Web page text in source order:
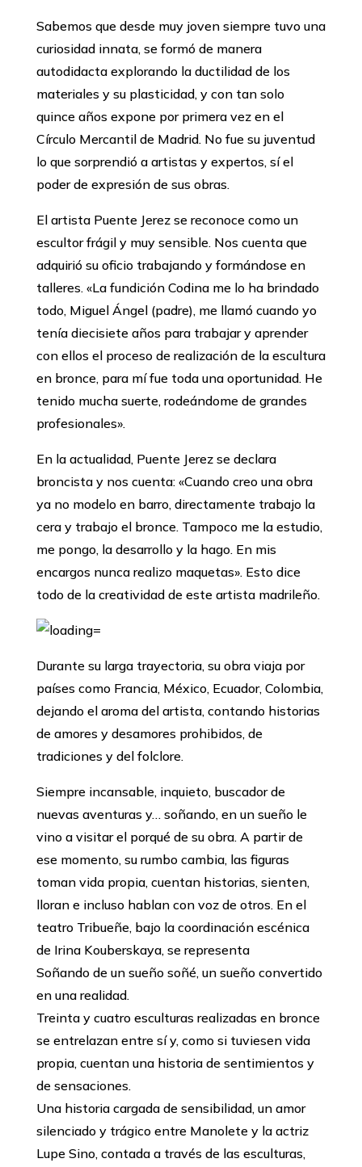
Sabemos que desde muy joven siempre tuvo una
curiosidad innata, se formó de manera
autodidacta explorando la ductilidad de los
materiales y su plasticidad, y con tan solo
quince años expone por primera vez en el
Círculo Mercantil de Madrid. No fue su juventud
lo que sorprendió a artistas y expertos, sí el
poder de expresión de sus obras.
El artista Puente Jerez se reconoce como un
escultor frágil y muy sensible. Nos cuenta que
adquirió su oficio trabajando y formándose en
talleres. «La fundición Codina me lo ha brindado
todo, Miguel Ángel (padre), me llamó cuando yo
tenía diecisiete años para trabajar y aprender
con ellos el proceso de realización de la escultura
en bronce, para mí fue toda una oportunidad. He
tenido mucha suerte, rodeándome de grandes
profesionales».
En la actualidad, Puente Jerez se declara
broncista y nos cuenta: «Cuando creo una obra
ya no modelo en barro, directamente trabajo la
cera y trabajo el bronce. Tampoco me la estudio,
me pongo, la desarrollo y la hago. En mis
encargos nunca realizo maquetas». Esto dice
todo de la creatividad de este artista madrileño.
Durante su larga trayectoria, su obra viaja por
países como Francia, México, Ecuador, Colombia,
dejando el aroma del artista, contando historias
de amores y desamores prohibidos, de
tradiciones y del folclore.
Siempre incansable, inquieto, buscador de
nuevas aventuras y… soñando, en un sueño le
vino a visitar el porqué de su obra. A partir de
ese momento, su rumbo cambia, las figuras
toman vida propia, cuentan historias, sienten,
lloran e incluso hablan con voz de otros. En el
teatro Tribueñe, bajo la coordinación escénica
de Irina Kouberskaya, se representa
Soñando de un sueño soñé, un sueño convertido
en una realidad.
Treinta y cuatro esculturas realizadas en bronce
se entrelazan entre sí y, como si tuviesen vida
propia, cuentan una historia de sentimientos y
de sensaciones.
Una historia cargada de sensibilidad, un amor
silenciado y trágico entre Manolete y la actriz
Lupe Sino, contada a través de las esculturas,